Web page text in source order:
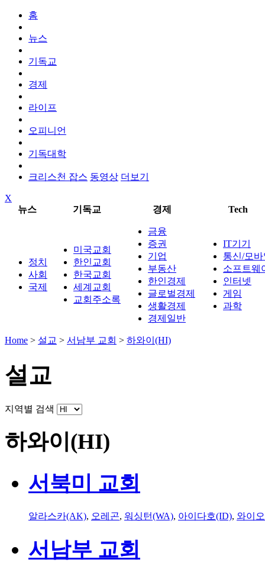
홈
뉴스
기독교
경제
라이프
오피니언
기독대학
크리스천 잡스 동영상 더보기
X
뉴스
기독교 경제 Tech
정치
사회
국제
미국교회
한인교회
한국교회
세계교회
교회주소록
금융
증권
기업
부동산
한인경제
글로벌경제
생활경제
경제일반
IT기기
통신/모
소프트웨
인터넷
게임
과학
Home > 설교 > 서남부 교회 > 하와이(HI)
설교
지역별 검색
하와이(HI)
서북미 교회
알라스카(AK), 오레곤, 워싱턴(WA), 아이다호(ID), 와이
서남부 교회